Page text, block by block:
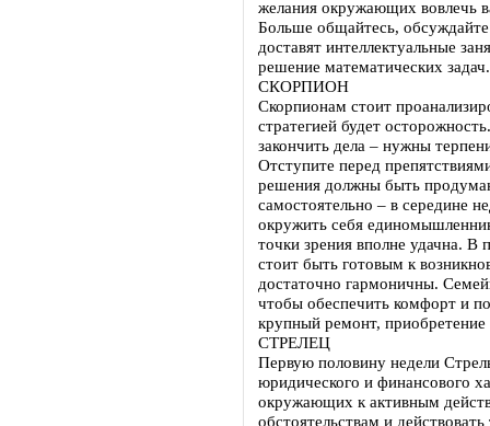
желания окружающих вовлечь
Больше общайтесь,
доставят интеллектуальные
решение математических задач.
СКОРПИОН
Скорпионам стоит
стратегией будет
закончить дела – нужны
Отступите перед
решения должны быть
самостоятельно – в середине
окружить себя
точки зрения вполне удачна.
стоит быть готовым к
достаточно гармоничны.
чтобы обеспечить комфорт и
крупный ремонт,
СТРЕЛЕЦ
Первую половину недели
юридического и финансового
окружающих к активным
обстоятельствам и